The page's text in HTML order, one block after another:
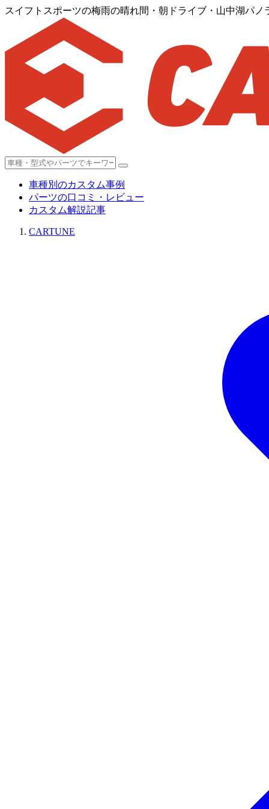
スイフトスポーツの梅雨の晴れ間・朝ドライブ・山中湖パ
車種別のカスタム事例
パーツの口コミ・レビュー
カスタム解説記事
CARTUNE